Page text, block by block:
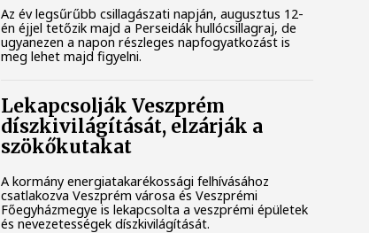
Az év legsűrűbb csillagászati napján, augusztus 12-
én éjjel tetőzik majd a Perseidák hullócsillagraj, de
ugyanezen a napon részleges napfogyatkozást is
meg lehet majd figyelni.
Lekapcsolják Veszprém
díszkivilágítását, elzárják a
szökőkutakat
A kormány energiatakarékossági felhívásához
csatlakozva Veszprém városa és Veszprémi
Főegyházmegye is lekapcsolta a veszprémi épületek
és nevezetességek díszkivilágítását.